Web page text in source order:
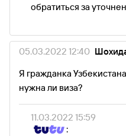
обратиться за
05.03.2022 12:40
Я гражданка
нужна ли виза?
11.03.2022 15:59
: